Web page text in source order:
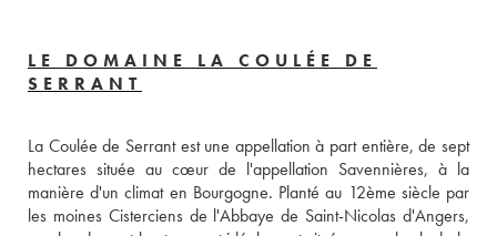
LE DOMAINE LA COULÉE DE
SERRANT
La Coulée de Serrant est une appellation à part entière, de sept
hectares située au cœur de l'appellation Savennières, à la
manière d'un climat en Bourgogne. Planté au 12ème siècle par
les moines Cisterciens de l'Abbaye de Saint-Nicolas d'Angers,